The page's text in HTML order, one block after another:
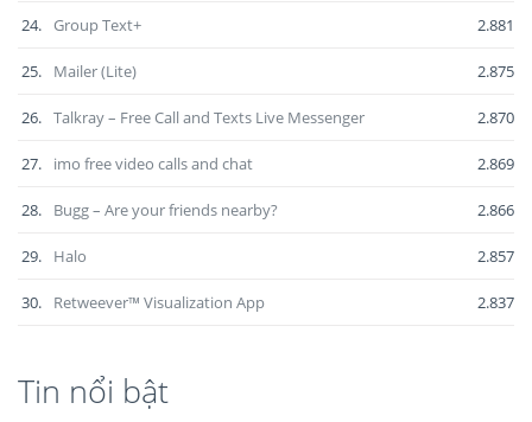
24. Group Text+ 2.881
25. Mailer (Lite) 2.875
26. Talkray – Free Call and Texts Live Messenger 2.870
27. imo free video calls and chat 2.869
28. Bugg – Are your friends nearby? 2.866
29. Halo 2.857
30. Retweever™ Visualization App 2.837
Tin nổi bật